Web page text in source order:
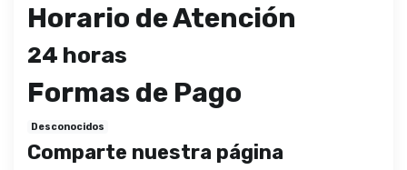
Horario de Atención
24 horas
Formas de Pago
Desconocidos
Comparte nuestra página